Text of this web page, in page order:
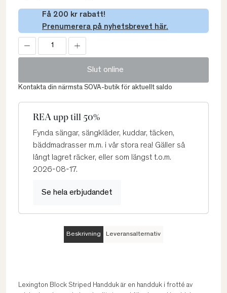
Få 200 kr rabatt!
Prenumerera på nyhetsbrevet här.
Slut online
Kontakta din närmsta SOVA-butik för aktuellt saldo
REA upp till 50%
Fynda sängar, sängkläder, kuddar, täcken,
bäddmadrasser m.m. i vår stora rea! Gäller så
långt lagret räcker, eller som längst t.o.m.
2026-08-17.
Se hela erbjudandet
Beskrivning Leveransalternativ
Lexington Block Striped Handduk är en handduk i frotté av